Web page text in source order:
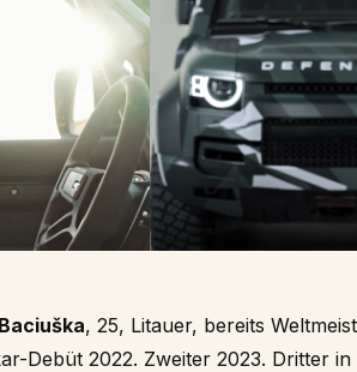
, 25, Litauer, bereits
Debüt 2022. Zweiter 2023. Dritter